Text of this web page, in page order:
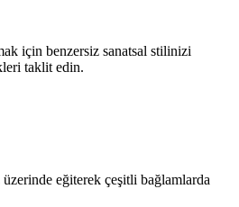
için benzersiz sanatsal stilinizi
taklit edin.
eğiterek çeşitli bağlamlarda